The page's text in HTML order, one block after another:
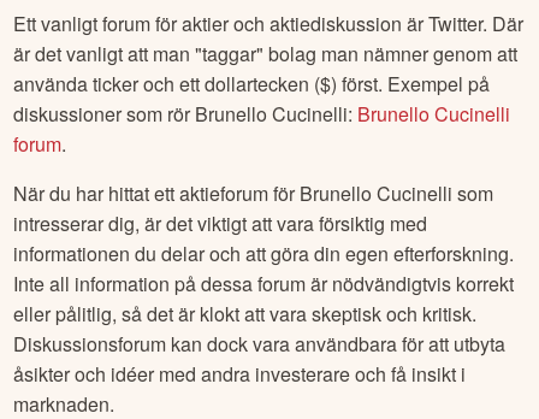
Ett vanligt forum för aktier och aktiediskussion är Twitter. Där
är det vanligt att man "taggar" bolag man nämner genom att
använda ticker och ett dollartecken ($) först. Exempel på
diskussioner som rör Brunello Cucinelli: Brunello Cucinelli
forum.
När du har hittat ett aktieforum för Brunello Cucinelli som
intresserar dig, är det viktigt att vara försiktig med
informationen du delar och att göra din egen efterforskning.
Inte all information på dessa forum är nödvändigtvis korrekt
eller pålitlig, så det är klokt att vara skeptisk och kritisk.
Diskussionsforum kan dock vara användbara för att utbyta
åsikter och idéer med andra investerare och få insikt i
marknaden.